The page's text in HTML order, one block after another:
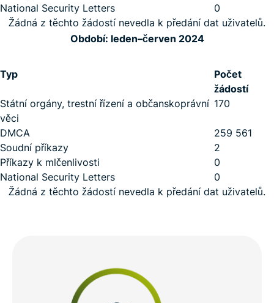
National Security Letters
0
Žádná z těchto žádostí nevedla k předání dat uživatelů.
Období: leden–červen 2024
Typ
Počet
žádostí
Státní orgány, trestní řízení a občanskoprávní
věci
170
DMCA
259 561
Soudní příkazy
2
Příkazy k mlčenlivosti
0
National Security Letters
0
Žádná z těchto žádostí nevedla k předání dat uživatelů.